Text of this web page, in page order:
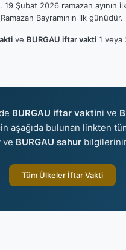
19 Şubat 2026 ramazan
Bayramının ilk günüdür.
ve BURGAU iftar vakti 1 veya
BURGAU iftar vaktini ve
aşağıda bulunan linkten
ve BURGAU sahur
Tüm Ülkeler İftar Vakti